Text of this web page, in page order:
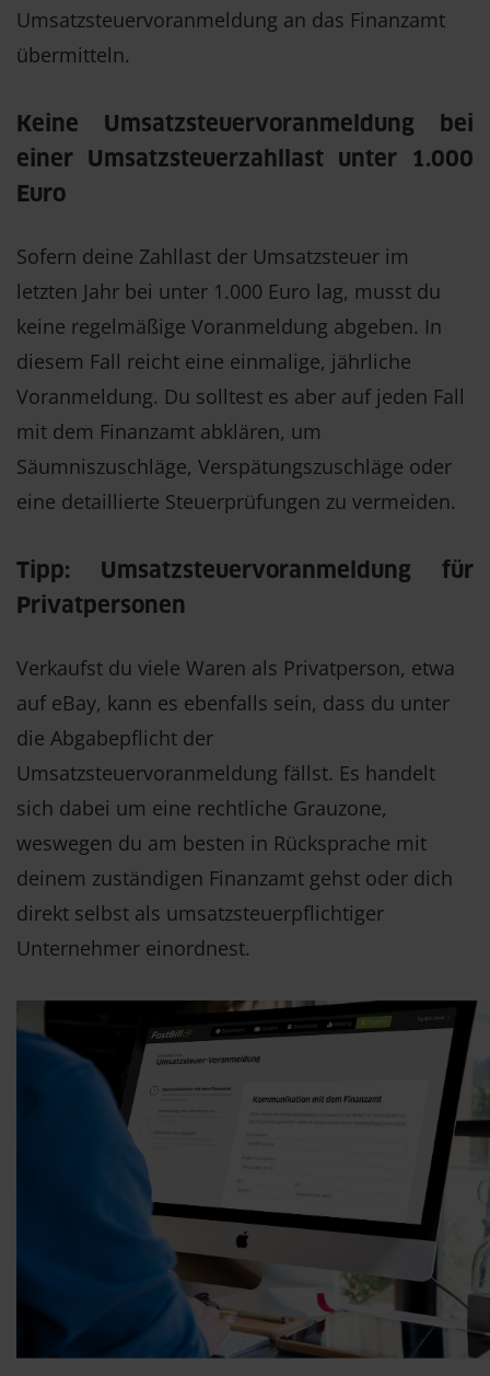
Umsatzsteuervoranmeldung an das Finanzamt
übermitteln.
Keine Umsatzsteuervoranmeldung bei
einer Umsatzsteuerzahllast unter 1.000
Euro
Sofern deine Zahllast der Umsatzsteuer im
letzten Jahr bei unter 1.000 Euro lag, musst du
keine regelmäßige Voranmeldung abgeben. In
diesem Fall reicht eine einmalige, jährliche
Voranmeldung. Du solltest es aber auf jeden Fall
mit dem Finanzamt abklären, um
Säumniszuschläge, Verspätungszuschläge oder
eine detaillierte Steuerprüfungen zu vermeiden.
Tipp: Umsatzsteuervoranmeldung für
Privatpersonen
Verkaufst du viele Waren als Privatperson, etwa
auf eBay, kann es ebenfalls sein, dass du unter
die Abgabepflicht der
Umsatzsteuervoranmeldung fällst. Es handelt
sich dabei um eine rechtliche Grauzone,
weswegen du am besten in Rücksprache mit
deinem zuständigen Finanzamt gehst oder dich
direkt selbst als umsatzsteuerpflichtiger
Unternehmer einordnest.